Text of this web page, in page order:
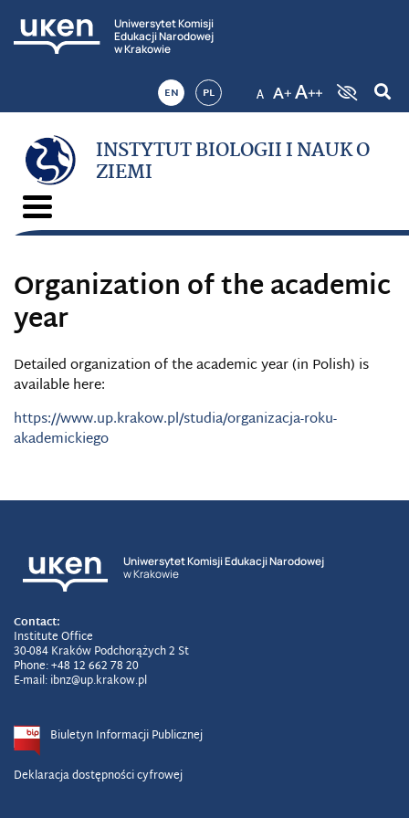
Uniwersytet Komisji
Edukacji Narodowej
w Krakowie
EN PL
INSTYTUT BIOLOGII I NAUK O
ZIEMI
Organization of the academic
year
Detailed organization of the academic year (in Polish) is
available here:
https://www.up.krakow.pl/studia/organizacja-roku-
akademickiego
Uniwersytet Komisji Edukacji Narodowej
w Krakowie
Contact:
Institute Office
30-084 Kraków Podchorążych 2 St
Phone: +48 12 662 78 20
E-mail: ibnz@up.krakow.pl
Biuletyn Informacji Publicznej
Deklaracja dostępności cyfrowej